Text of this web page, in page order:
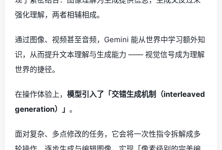
强化理解，两者相辅相成。
通过图像、视频甚至音频，Gemini 能从世界中学习额外知
识，从而提升文本理解与生成能力 —— 视觉信号成为理解
世界的捷径。
在操作体验上， 模型引入了「交错生成机制（interleaved
generation）」 。
面对复杂、多点修改的任务，它会将一次性指令拆解成多